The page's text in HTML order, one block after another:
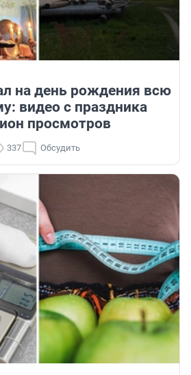
на день рождения всю
видео с праздника
просмотров
337 Обсудить